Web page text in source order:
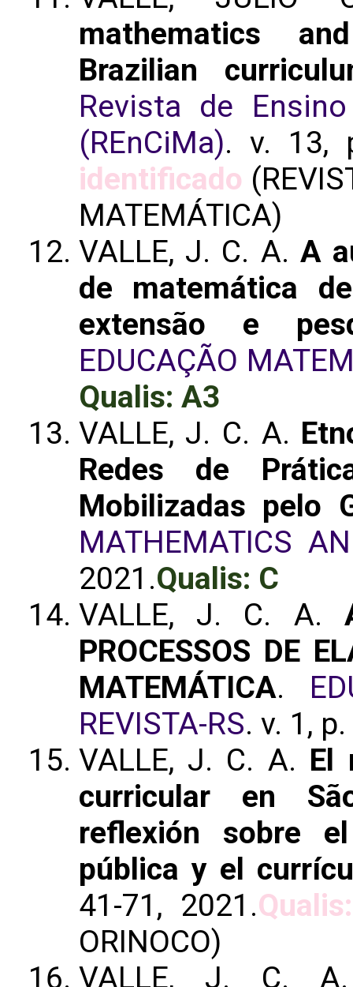
mathematics
Brazilian
Revista de
(REnCiMa). v. 13,
identificado
MATEMÁTICA)
VALLE, J. C. A. A
de matemática
extensão e
EDUCAÇÃO
Qualis: A3
VALLE, J. C. A.
Redes de
Mobilizadas pelo
MATHEMATICS
2021.Qualis: C
VALLE, J. C. A.
PROCESSOS DE
MATEMÁTICA.
REVISTA-RS. v. 1,
VALLE, J. C. A. El
curricular en
reflexión sobre
pública y el
41-71, 2021.
ORINOCO)
VALLE, J. C.